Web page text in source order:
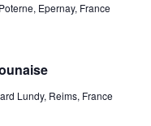
Epernay, France
Lundy, Reims, France